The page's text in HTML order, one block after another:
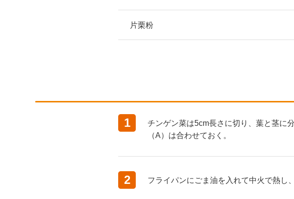
片栗粉
1
チンゲン菜は5cm長さに切り、葉と茎に
（A）は合わせておく。
2 フライパンにごま油を入れて中火で熱し